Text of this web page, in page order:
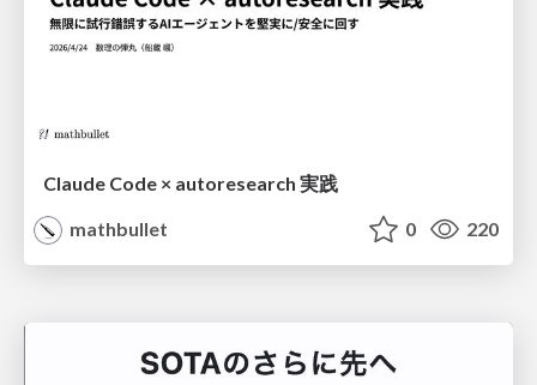
Claude Code × autoresearch 実践
mathbullet
0 220